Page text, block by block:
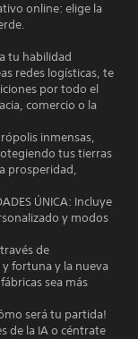
online: elige la
tu habilidad
redes logísticas, te
por todo el
comercio o la
inmensas,
tus tierras
prosperidad,
ÚNICA: Incluye
y modos
través de
fortuna y la nueva
sea más
será tu partida!
de la IA o céntrate